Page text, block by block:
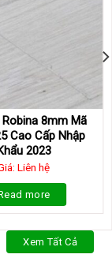
8mm Mã
Cao Cấp Nhập
2023
Liên hệ
more
Xem Tất Cả